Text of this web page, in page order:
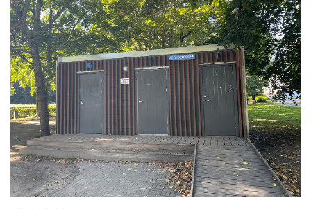
ひとまず、そんな感じの旧市街観光でした。
旧市街はコンパクトなので、ヘルシンキからフェリー
で来て日帰り観光も可能だと思います。
また夜景を見に来るとしましょう。
新市街